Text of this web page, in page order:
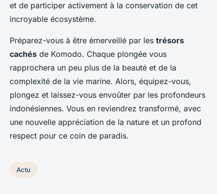
et de participer activement à la conservation de cet
incroyable écosystème.
Préparez-vous à être émerveillé par les trésors
cachés de Komodo. Chaque plongée vous
rapprochera un peu plus de la beauté et de la
complexité de la vie marine. Alors, équipez-vous,
plongez et laissez-vous envoûter par les profondeurs
indonésiennes. Vous en reviendrez transformé, avec
une nouvelle appréciation de la nature et un profond
respect pour ce coin de paradis.
Actu